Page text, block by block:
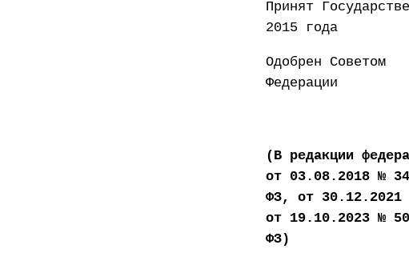
Принят
2015 года
Одобрен Советом
(В редакции
от 03.08.2018 №
ФЗ, от 30.12.2021
от 19.10.2023 №
ФЗ)